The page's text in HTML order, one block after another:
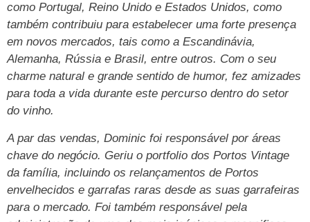
como Portugal, Reino Unido e Estados Unidos, como
também contribuiu para estabelecer uma forte presença
em novos mercados, tais como a Escandinávia,
Alemanha, Rússia e Brasil, entre outros. Com o seu
charme natural e grande sentido de humor, fez amizades
para toda a vida durante este percurso dentro do setor
do vinho.
A par das vendas, Dominic foi responsável por áreas
chave do negócio. Geriu o portfolio dos Portos Vintage
da família, incluindo os relançamentos de Portos
envelhecidos e garrafas raras desde as suas garrafeiras
para o mercado. Foi também responsável pela